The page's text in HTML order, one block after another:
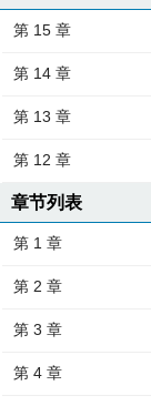
第 15 章
第 14 章
第 13 章
第 12 章
章节列表
第 1 章
第 2 章
第 3 章
第 4 章